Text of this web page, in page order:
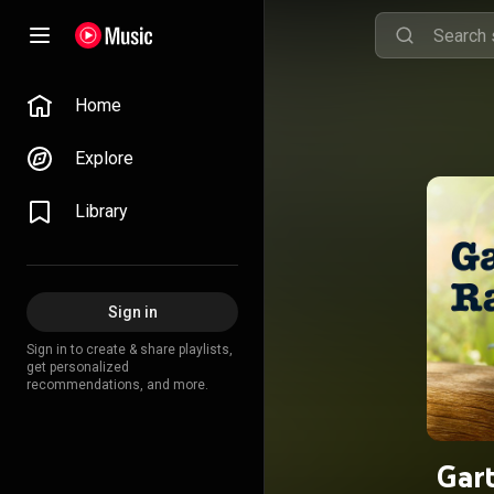
Home
Explore
Library
Sign in
Sign in to create & share playlists,
get personalized
recommendations, and more.